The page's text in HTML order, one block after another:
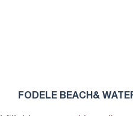
FODELE BEACH&